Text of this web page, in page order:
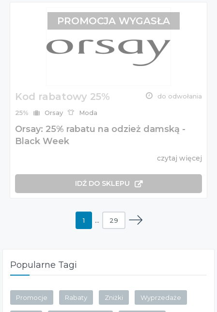
Kod rabatowy 25% do odwołania
25% Orsay Moda
Orsay: 25% rabatu na odzież damską -
Black Week
czytaj więcej
IDŹ DO SKLEPU
PROMOCJA WYGASŁA
1 … 29
Popularne Tagi
Promocje Rabaty Zniżki Wyprzedaże